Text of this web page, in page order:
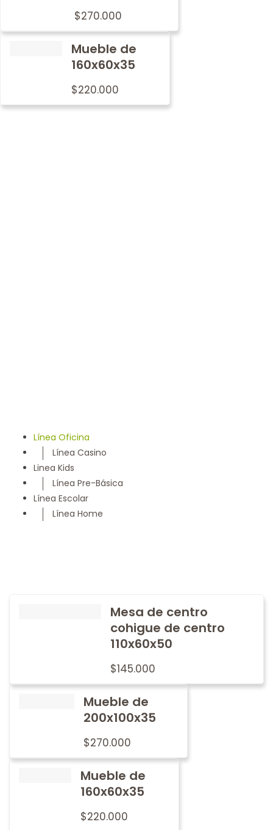
$270.000
Mueble de
160x60x35
$220.000
Línea Oficina
Línea Casino
Linea Kids
Línea Pre-Básica
Línea Escolar
Línea Home
Mesa de centro
cohigue de centro
110x60x50
$145.000
Mueble de
200x100x35
$270.000
Mueble de
160x60x35
$220.000